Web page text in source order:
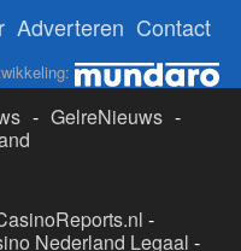
Adverteren Contact
- GelreNieuws -
-